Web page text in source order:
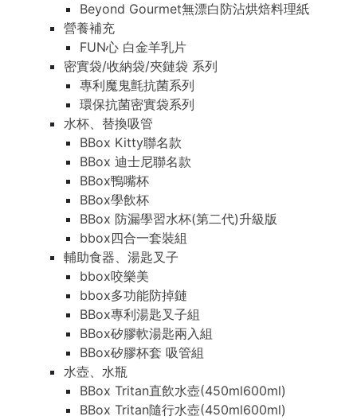
Beyond Gourmet無漂白防沾烘焙料理紙
營養補充
FUN心 白金羊乳片
密實袋/收納袋/夾鏈袋 系列
專利魔鬼氈抗菌系列
環保抗菌密實袋系列
水杯、替換吸管
BBox Kitty聯名款
BBox 迪士尼聯名款
BBox鴨嘴杯
BBox學飲杯
BBox 防漏學習水杯(第二代)升級版
bbox四合一套裝組
輔助食器、湯匙叉子
bbox咬樂美
bbox多功能防掉鏈
BBox專利湯匙叉子組
BBox矽膠軟湯匙兩入組
BBox矽膠杯套 吸管組
水壺、水瓶
BBox Tritan直飲水壺(450ml600ml)
BBox Tritan隨行水壺(450ml600ml)